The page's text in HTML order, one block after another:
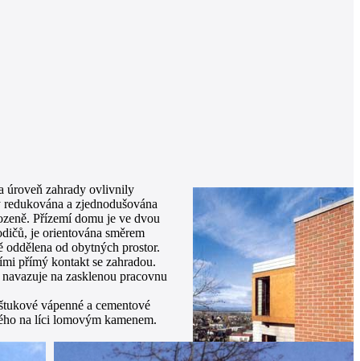
úroveň zahrady ovlivnily
a zjednodušována
Přízemí domu je ve dvou
je orientována směrem
od obytných prostor.
přímý kontakt se zahradou.
na zasklenou pracovnu
vápenné a cementové
na líci lomovým kamenem.